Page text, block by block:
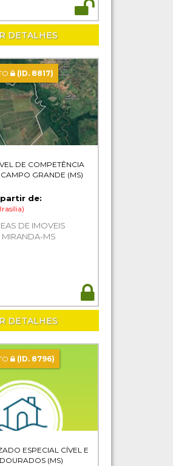
DETALHES
(ID. 8817)
DE COMPETÊNCIA
GRANDE (MS)
partir de:
DE IMOVEIS
MIRANDA-MS
DETALHES
(ID. 8796)
ESPECIAL CÍVEL E
(MS)